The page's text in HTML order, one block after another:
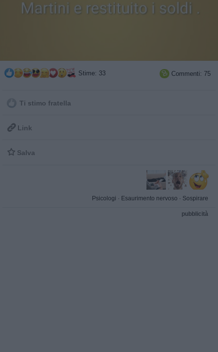
Stime: 33  Commenti: 75
Ti stimo fratella
 Link
 Salva
Psicologi · Esaurimento nervoso · Sospirare
pubblicità